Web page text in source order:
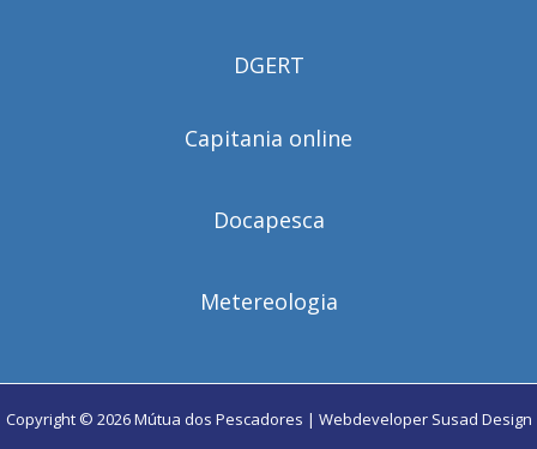
DGERT
Capitania online
Docapesca
Metereologia
Copyright © 2026 Mútua dos Pescadores | Webdeveloper Susad Design